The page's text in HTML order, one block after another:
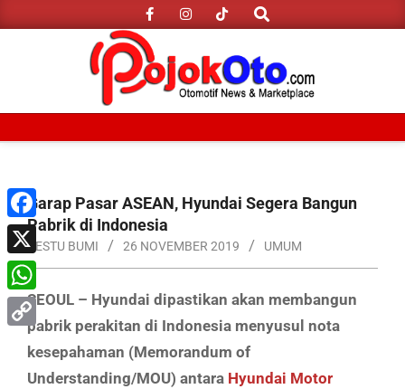
to
Search
MenuGarap Pasar ASEAN, Hyundai Segera Bangun
Pabrik di Indonesia
RESTU BUMI 26 NOVEMBER 2019 UMUM
SEOUL – Hyundai dipastikan akan membangun
pabrik perakitan di Indonesia menyusul nota
kesepahaman (Memorandum of
Understanding/MOU) antara Hyundai Motor
Facebook
X
WhatsApp
Link